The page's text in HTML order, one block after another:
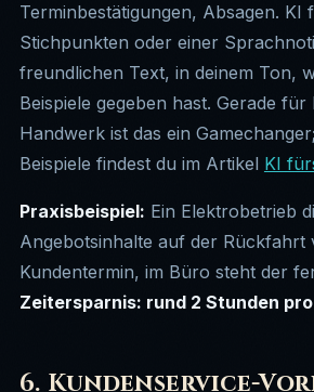
Terminbestätigungen, Absagen. KI
Stichpunkten oder einer
freundlichen Text, in deinem Ton,
Beispiele gegeben hast. Gerade für
Handwerk ist das ein
Beispiele findest du im Artikel KI
Praxisbeispiel: Ein Elektrobetrieb
Angebotsinhalte auf der Rückfahrt
Kundentermin, im Büro steht der
Zeitersparnis: rund 2 Stunden
6. Kundenservice-